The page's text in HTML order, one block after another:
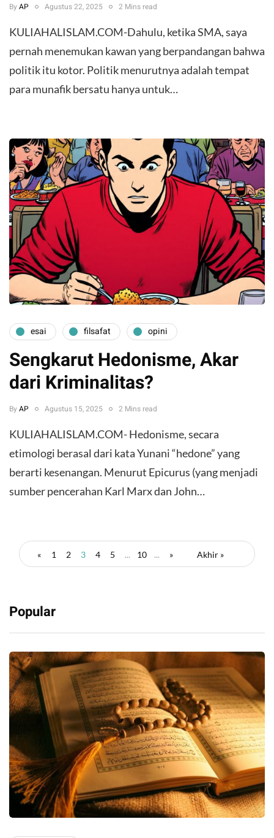
By AP Agustus 22, 2025 2 Mins read
KULIAHALISLAM.COM-Dahulu, ketika SMA, saya
pernah menemukan kawan yang berpandangan bahwa
politik itu kotor. Politik menurutnya adalah tempat
para munafik bersatu hanya untuk…
esai filsafat opini
Sengkarut Hedonisme, Akar
dari Kriminalitas?
By AP Agustus 15, 2025 2 Mins read
KULIAHALISLAM.COM- Hedonisme, secara
etimologi berasal dari kata Yunani “hedone” yang
berarti kesenangan. Menurut Epicurus (yang menjadi
sumber pencerahan Karl Marx dan John…
« 1 2 3 4 5 ... 10 ... » Akhir »
Popular